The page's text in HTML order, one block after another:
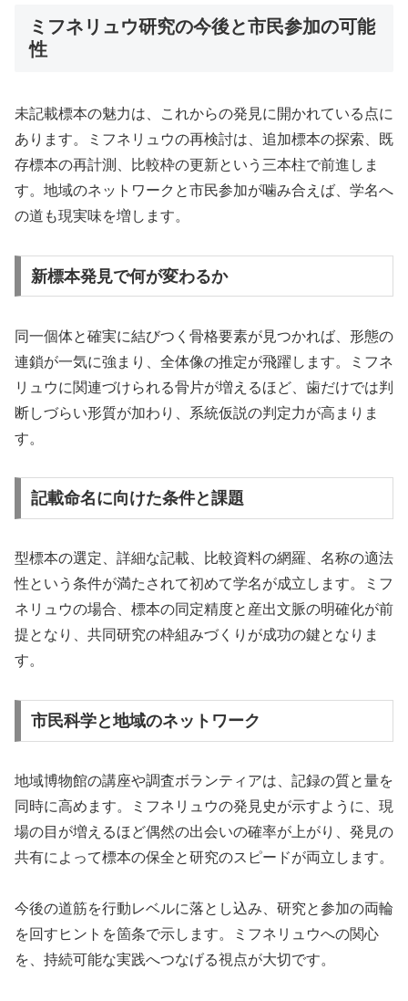
ミフネリュウ研究の今後と市民参加の可能
性
未記載標本の魅力は、これからの発見に開かれている点に
あります。ミフネリュウの再検討は、追加標本の探索、既
存標本の再計測、比較枠の更新という三本柱で前進しま
す。地域のネットワークと市民参加が噛み合えば、学名へ
の道も現実味を増します。
新標本発見で何が変わるか
同一個体と確実に結びつく骨格要素が見つかれば、形態の
連鎖が一気に強まり、全体像の推定が飛躍します。ミフネ
リュウに関連づけられる骨片が増えるほど、歯だけでは判
断しづらい形質が加わり、系統仮説の判定力が高まりま
す。
記載命名に向けた条件と課題
型標本の選定、詳細な記載、比較資料の網羅、名称の適法
性という条件が満たされて初めて学名が成立します。ミフ
ネリュウの場合、標本の同定精度と産出文脈の明確化が前
提となり、共同研究の枠組みづくりが成功の鍵となりま
す。
市民科学と地域のネットワーク
地域博物館の講座や調査ボランティアは、記録の質と量を
同時に高めます。ミフネリュウの発見史が示すように、現
場の目が増えるほど偶然の出会いの確率が上がり、発見の
共有によって標本の保全と研究のスピードが両立します。
今後の道筋を行動レベルに落とし込み、研究と参加の両輪
を回すヒントを箇条で示します。ミフネリュウへの関心
を、持続可能な実践へつなげる視点が大切です。